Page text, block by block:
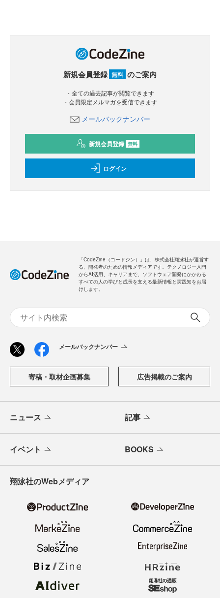
新規会員登録 無料
ログイン
からAI活用、キャリアまで、ソフトウェア開発にかかわる
すべての人の学びと成長を支える最新情報と実践知をお届
ニュース 記事
イベント BOOKS